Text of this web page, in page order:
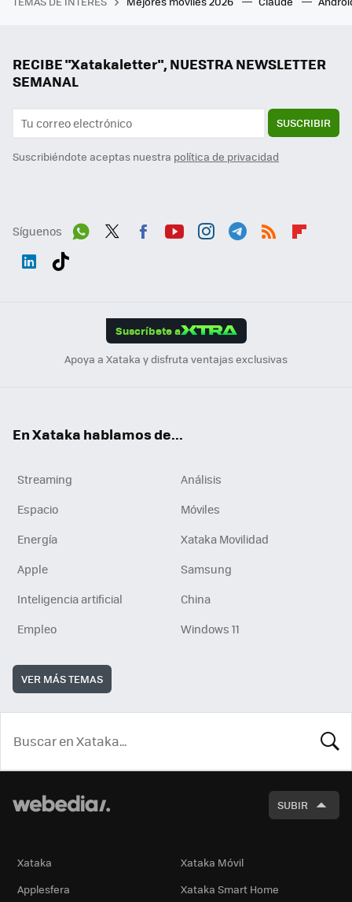
RECIBE "Xatakaletter", NUESTRA NEWSLETTER
SEMANAL
SUSCRIBIR
Suscribiéndote aceptas nuestra política de privacidad
Síguenos
Suscríbete a
Apoya a Xataka y disfruta ventajas exclusivas
En Xataka hablamos de...
Streaming
Análisis
Espacio
Móviles
Energía
Xataka Movilidad
Apple
Samsung
Inteligencia artificial
China
Empleo
Windows 11
VER MÁS TEMAS
SUBIR
Xataka
Xataka Móvil
Applesfera
Xataka Smart Home